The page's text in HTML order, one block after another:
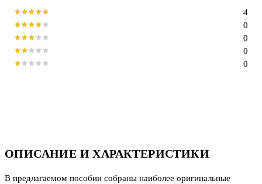
ОПИСАНИЕ И ХАРАКТЕРИСТИКИ
В предлагаемом пособии собраны наиболее оригинальные
0
0
0
0
4